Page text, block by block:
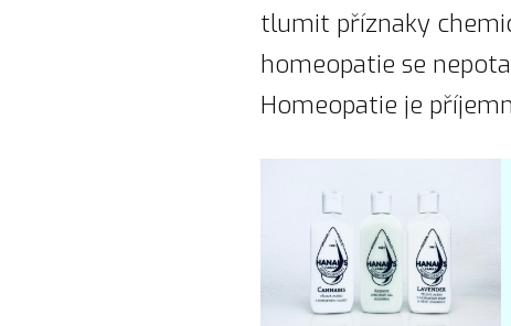
tlumit příznaky
homeopatie se
Homeopatie je